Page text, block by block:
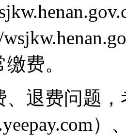
费。
、退费问题